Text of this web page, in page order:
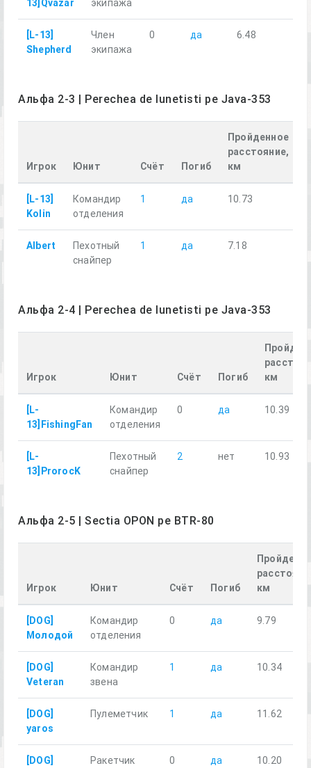
13]Qvazar экипажа
[L-13]
Shepherd
Член
экипажа
0 да 6.48
Альфа 2-3 | Perechea de lunetisti pe Java-353
Игрок Юнит Счёт Погиб
Пройденное
расстояние,
км
[L-13]
Kolin
Командир
отделения
1 да 10.73
Albert
Пехотный
снайпер
1 да 7.18
Альфа 2-4 | Perechea de lunetisti pe Java-353
Игрок Юнит Счёт Погиб
км
[L-
13]FishingFan
Командир
отделения
0 да 10.39
[L-
13]ProrocK
Пехотный
снайпер
2 нет 10.93
Альфа 2-5 | Sectia OPON pe BTR-80
Игрок Юнит Счёт Погиб
км
[DOG]
Молодой
Командир
отделения
0 да 9.79
[DOG]
Veteran
Командир
звена
1 да 10.34
[DOG]
yaros
Пулеметчик 1 да 11.62
[DOG]
Ракетчик
0 да 10.20